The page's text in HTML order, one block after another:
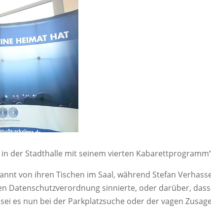
in der Stadthalle mit seinem vierten
von ihren Tischen im Saal, während Stefan
Datenschutzverordnung sinnierte, oder darüber,
es nun bei der Parkplatzsuche oder der vagen